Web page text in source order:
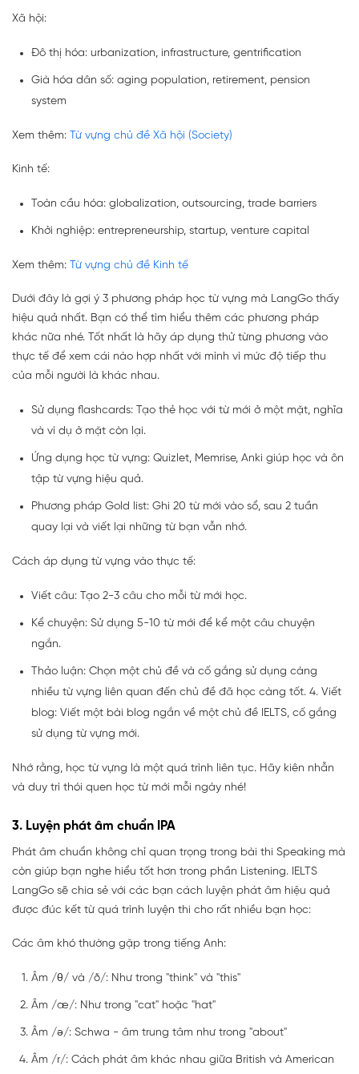
Xã hội:
Đô thị hóa: urbanization, infrastructure, gentrification
Già hóa dân số: aging population, retirement, pension
system
Xem thêm: Từ vựng chủ đề Xã hội (Society)
Kinh tế:
Toàn cầu hóa: globalization, outsourcing, trade barriers
Khởi nghiệp: entrepreneurship, startup, venture capital
Xem thêm: Từ vựng chủ đề Kinh tế
Dưới đây là gợi ý 3 phương pháp học từ vựng mà LangGo thấy
hiệu quả nhất. Bạn có thể tìm hiểu thêm các phương pháp
khác nữa nhé. Tốt nhất là hãy áp dụng thử từng phương vào
thực tế để xem cái nào hợp nhất với mình vì mức độ tiếp thu
của mỗi người là khác nhau.
Sử dụng flashcards: Tạo thẻ học với từ mới ở một mặt, nghĩa
và ví dụ ở mặt còn lại.
Ứng dụng học từ vựng: Quizlet, Memrise, Anki giúp học và ôn
tập từ vựng hiệu quả.
Phương pháp Gold list: Ghi 20 từ mới vào sổ, sau 2 tuần
quay lại và viết lại những từ bạn vẫn nhớ.
Cách áp dụng từ vựng vào thực tế:
Viết câu: Tạo 2-3 câu cho mỗi từ mới học.
Kể chuyện: Sử dụng 5-10 từ mới để kể một câu chuyện
ngắn.
Thảo luận: Chọn một chủ đề và cố gắng sử dụng càng
nhiều từ vựng liên quan đến chủ đề đã học càng tốt. 4. Viết
blog: Viết một bài blog ngắn về một chủ đề IELTS, cố gắng
sử dụng từ vựng mới.
Nhớ rằng, học từ vựng là một quá trình liên tục. Hãy kiên nhẫn
và duy trì thói quen học từ mới mỗi ngày nhé!
3. Luyện phát âm chuẩn IPA
Phát âm chuẩn không chỉ quan trọng trong bài thi Speaking mà
còn giúp bạn nghe hiểu tốt hơn trong phần Listening. IELTS
LangGo sẽ chia sẻ với các bạn cách luyện phát âm hiệu quả
được đúc kết từ quá trình luyện thi cho rất nhiều bạn học:
Các âm khó thường gặp trong tiếng Anh:
Âm /θ/ và /ð/: Như trong "think" và "this"
Âm /æ/: Như trong "cat" hoặc "hat"
Âm /ə/: Schwa - âm trung tâm như trong "about"
Âm /r/: Cách phát âm khác nhau giữa British và American